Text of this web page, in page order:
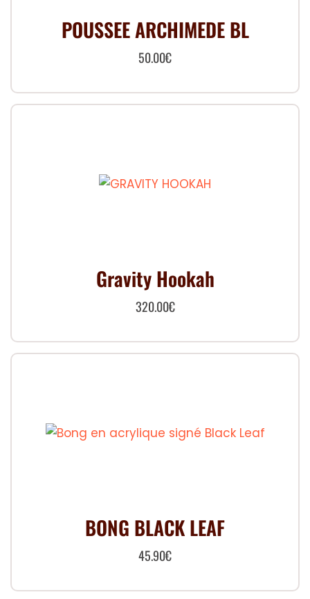
POUSSEE ARCHIMEDE BL
50.00€
Gravity Hookah
320.00€
BONG BLACK LEAF
45.90€